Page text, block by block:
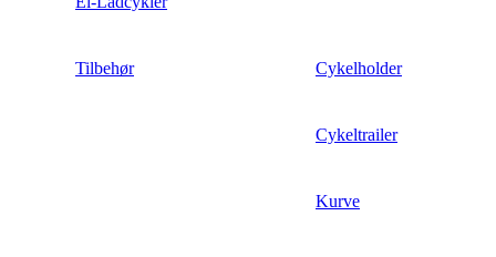
Tilbehør Cykelholder
Cykeltrailer
Kurve